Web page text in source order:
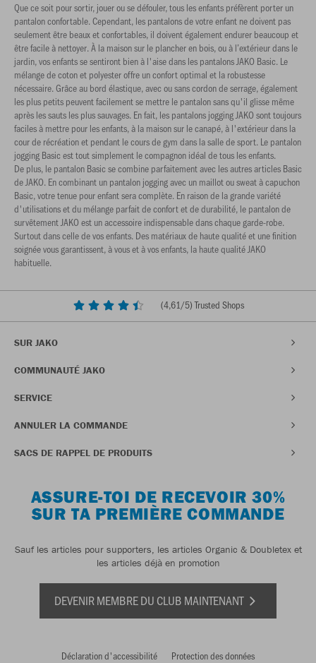
Que ce soit pour sortir, jouer ou se défouler, tous les enfants préfèrent porter un
pantalon confortable. Cependant, les pantalons de votre enfant ne doivent pas
seulement être beaux et confortables, il doivent également endurer beaucoup et
être facile à nettoyer. À la maison sur le plancher en bois, ou à l’extérieur dans le
jardin, vos enfants se sentiront bien à l'aise dans les pantalons JAKO Basic. Le
mélange de coton et polyester offre un confort optimal et la robustesse
nécessaire. Grâce au bord élastique, avec ou sans cordon de serrage, également
les plus petits peuvent facilement se mettre le pantalon sans qu'il glisse même
après les sauts les plus sauvages. En fait, les pantalons jogging JAKO sont toujours
faciles à mettre pour les enfants, à la maison sur le canapé, à l'extérieur dans la
cour de récréation et pendant le cours de gym dans la salle de sport. Le pantalon
jogging Basic est tout simplement le compagnon idéal de tous les enfants.
De plus, le pantalon Basic se combine parfaitement avec les autres articles Basic
de JAKO. En combinant un pantalon jogging avec un maillot ou sweat à capuchon
Basic, votre tenue pour enfant sera complète. En raison de la grande variété
d'utilisations et du mélange parfait de confort et de durabilité, le pantalon de
survêtement JAKO est un accessoire indispensable dans chaque garde-robe.
Surtout dans celle de vos enfants. Des matériaux de haute qualité et une finition
soignée vous garantissent, à vous et à vos enfants, la haute qualité JAKO
habituelle.
(4,61/5) Trusted Shops
SUR JAKO
COMMUNAUTÉ JAKO
SERVICE
ANNULER LA COMMANDE
SACS DE RAPPEL DE PRODUITS
ASSURE-TOI DE RECEVOIR 30%
SUR TA PREMIÈRE COMMANDE
Sauf les articles pour supporters, les articles Organic & Doubletex et
les articles déjà en promotion
DEVENIR MEMBRE DU CLUB MAINTENANT
Déclaration d'accessibilité Protection des données